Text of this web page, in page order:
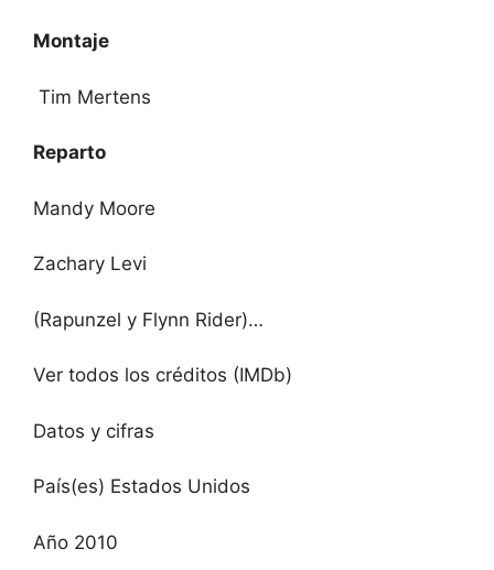
Montaje
Tim Mertens
Reparto
Mandy Moore
Zachary Levi
(Rapunzel y Flynn Rider)…
Ver todos los créditos (IMDb)
Datos y cifras
País(es) Estados Unidos
Año 2010